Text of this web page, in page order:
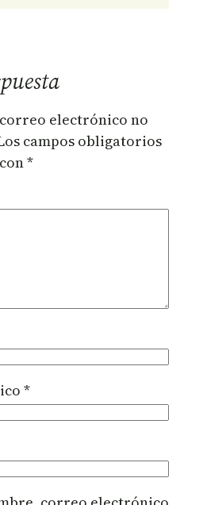
electrónico no
campos obligatorios
*
*